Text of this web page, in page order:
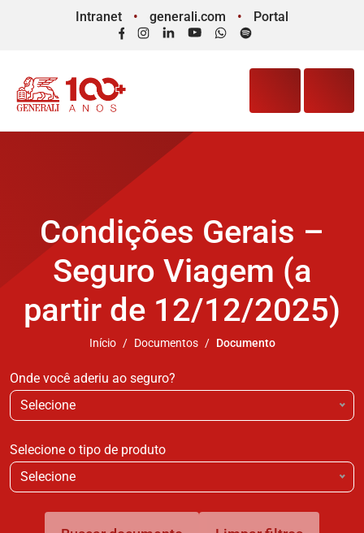
Intranet generali.com
Portal
FacebookInstagram
LinkedInYouTubeWhatsApp
Spotify
Condições Gerais –
Seguro Viagem (a
partir de 12/12/2025)
Início Documentos Documento
Onde você aderiu ao seguro?
Selecione
Selecione o tipo de produto
Selecione